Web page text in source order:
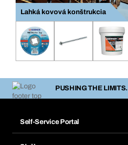
Lahká kovová konštrukcia
PUSHING THE LIMITS.
Self-Service Portal